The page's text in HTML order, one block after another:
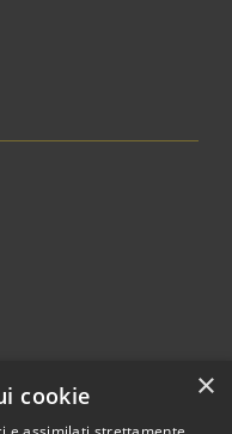
×
cookie